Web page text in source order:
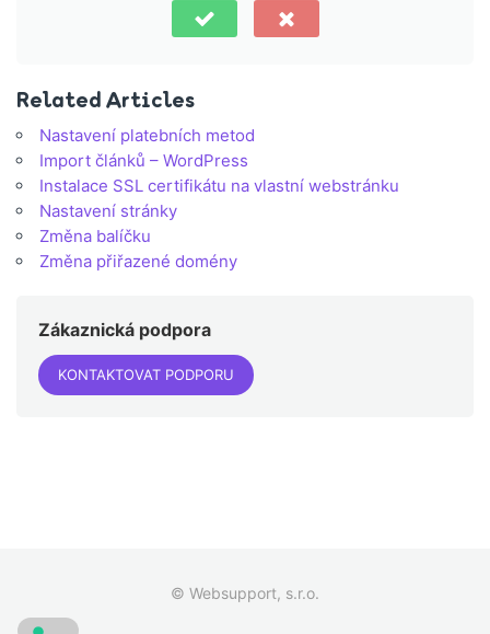
Related Articles
Nastavení platebních metod
Import článků – WordPress
Instalace SSL certifikátu na vlastní webstránku
Nastavení stránky
Změna balíčku
Změna přiřazené domény
Zákaznická podpora
KONTAKTOVAT PODPORU
© Websupport, s.r.o.